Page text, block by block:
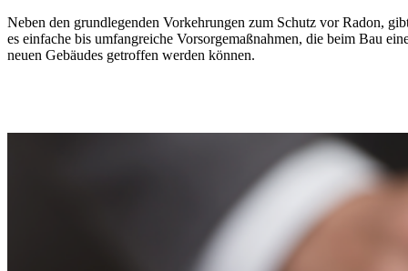
Neben den grundlegenden Vorkehrungen zum Schutz vor Radon,
es einfache bis umfangreiche Vorsorgemaßnahmen, die beim Bau
neuen Gebäudes getroffen werden können.